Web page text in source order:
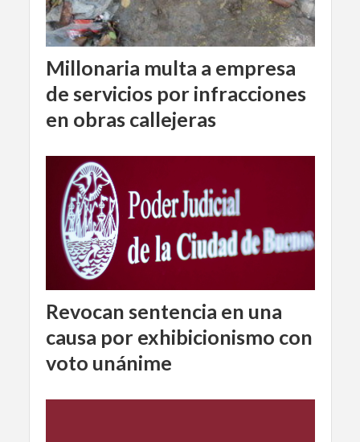
Millonaria multa a empresa
de servicios por infracciones
en obras callejeras
Revocan sentencia en una
causa por exhibicionismo con
voto unánime